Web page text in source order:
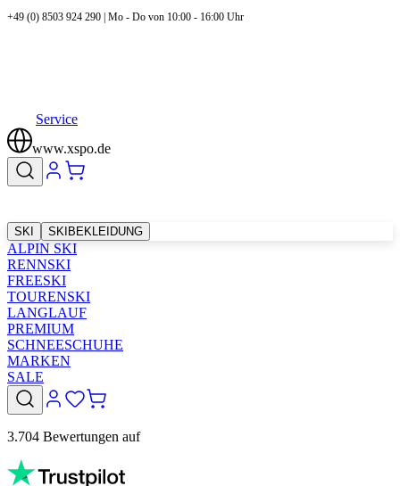
+49 (0) 8503 924 290 | Mo - Do von 10:00 - 16:00 Uhr
Service
www.xspo.de
SKI SKIBEKLEIDUNG
ALPIN SKI
RENNSKI
FREESKI
TOURENSKI
LANGLAUF
PREMIUM
SCHNEESCHUHE
MARKEN
SALE
3.704 Bewertungen auf